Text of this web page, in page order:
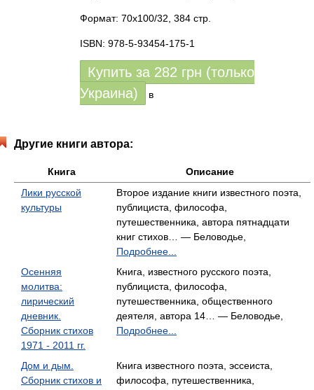
Формат: 70x100/32, 384 стр.
ISBN: 978-5-93454-175-1
Купить за 282 грн (только
Украина)
в
Другие книги автора:
Книга
Описание
Лики русской
культуры
Второе издание книги известного поэта,
публициста, философа,
путешественника, автора пятнадцати
книг стихов… — Беловодье,
Подробнее...
Осенняя
молитва:
лирический
дневник.
Сборник стихов
1971 - 2011 гг.
Книга, известного русского поэта,
публициста, философа,
путешественника, общественного
деятеля, автора 14… — Беловодье,
Подробнее...
Дом и дым.
Сборник стихов и
Книга известного поэта, эссеиста,
философа, путешественника,